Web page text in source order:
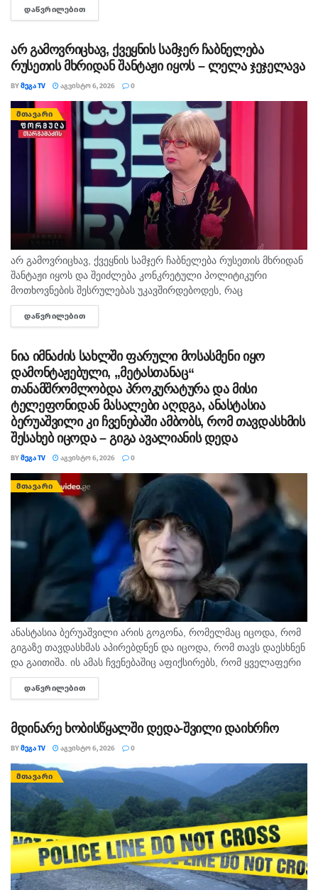
ამო­ას­ვე­ნა. დე­დის სამ­ძებ­რო-სა­მაშ­ვე­ლო სა­მუ­შა­ო­ე­ბი ამ დრომ­
ᲓᲐᲬᲕᲠᲘᲚᲔᲑᲘᲗ
არ გამოვრიცხავ, ქვეყნის სამჯერ ჩაბნელება
რუსეთის მხრიდან შანტაჟი იყოს – ლელა ჯეჯელავა
BYᲛᲔᲒᲐ TV ᲐᲒᲕᲘᲡᲢᲝ 6, 2026 0
ᲛᲗᲐᲕᲐᲠᲘ
არ გამოვრიცხავ, ქვეყნის სამჯერ ჩაბნელება რუსეთის მხრიდან
შანტაჟი იყოს და შეიძლება კონკრეტული პოლიტიკური
მოთხოვნების შესრულებას უკავშირდებოდეს, რაც
ხელისუფლებისთვის ძნელად ასახსნელია საზოგადოებისთვის.
ვფიქრობ, ეს მოთხოვნები უფრო ოკუპირებულ რეგიონებს უნდა
ᲓᲐᲬᲕᲠᲘᲚᲔᲑᲘᲗ
ნია იმნაძის სახლში ფარული მოსასმენი იყო
დამონტაჟებული, „მეტასთანაც“
თანამშრომლობდა პროკურატურა და მისი
ტელეფონიდან მასალები აღდგა, ანასტასია
ბერუაშვილი კი ჩვენებაში ამბობს, რომ თავდასხმის
შესახებ იცოდა – გიგა ავალიანის დედა
BYᲛᲔᲒᲐ TV ᲐᲒᲕᲘᲡᲢᲝ 6, 2026 0
ᲛᲗᲐᲕᲐᲠᲘ
ანასტასია ბერუაშვილი არის გოგონა, რომელმაც იცოდა, რომ
გიგაზე თავდასხმას აპირებდნენ და იცოდა, რომ თავს დაესხნენ
და გაითიშა. ის ამას ჩვენებაშიც აფიქსირებს, რომ ყველაფერი
იცოდა, - ამის შესახებ მოკლული მასწავლებლის, გიგა
ავალიანის...
ᲓᲐᲬᲕᲠᲘᲚᲔᲑᲘᲗ
მდინარე ხობისწყალში დედა-შვილი დაიხრჩო
BYᲛᲔᲒᲐ TV ᲐᲒᲕᲘᲡᲢᲝ 6, 2026 0
ᲛᲗᲐᲕᲐᲠᲘ